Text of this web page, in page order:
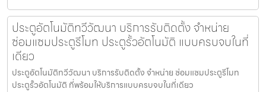
ประตูอัตโนมัติทวีวัฒนา บริการรับติดตั้ง จำหน่าย
ซ่อมแซมประตูรีโมท ประตูรั้วอัตโนมัติ แบบครบจบในที่
เดียว
ประตูอัตโนมัติทวีวัฒนา บริการรับติดตั้ง จำหน่าย ซ่อมแซมประตูรีโมท
ประตูรั้วอัตโนมัติ ที่พร้อมให้บริการแบบครบจบในที่เดียว